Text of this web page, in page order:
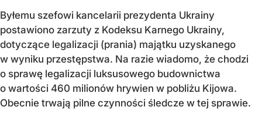
Byłemu szefowi kancelarii prezydenta Ukrainy
postawiono zarzuty z Kodeksu Karnego Ukrainy,
dotyczące legalizacji (prania) majątku uzyskanego
w wyniku przestępstwa. Na razie wiadomo, że chodzi
o sprawę legalizacji luksusowego budownictwa
o wartości 460 milionów hrywien w pobliżu Kijowa.
Obecnie trwają pilne czynności śledcze w tej sprawie.